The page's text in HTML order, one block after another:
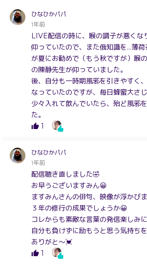
ひなひかパパ
1年前
LIVE配信の時に、喉の調子が悪くな
仰っていたので、また俄知識を…薄荷
が夏にお勧めで（もう秋ですが）喉
の陳静先生が仰っていました。
後、自分も一時期風邪を引きやすく
なっていたのですが、毎日蜂蜜大さ
少々入れて飲んでいたら、殆ど風邪
た。
1
ひなひかパパ
1年前
配信聴き直しました🤣
お早うございますみん😀
ますみんさんの俳句、映像が浮かび
３年の修行の成果でしょうか😀
コレからも素敵な言葉の発信楽しみ
自分も負けずに励もうと思う気持ち
ありがと～💓
1